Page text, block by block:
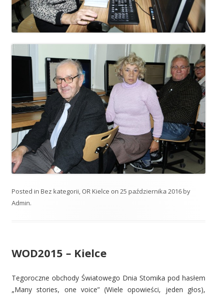
Posted in Bez kategorii, OR Kielce on 25 października 2016by
Admin.
WOD2015 – Kielce
Tegoroczne obchody Światowego Dnia Stomika pod hasłem
„Many stories, one voice” (Wiele opowieści, jeden głos),